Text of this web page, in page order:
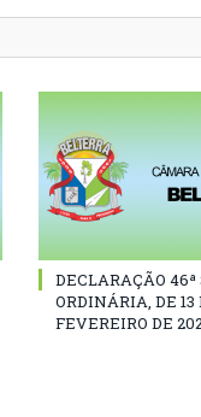
DECLARAÇÃO 46ª
ORDINÁRIA, DE 13
FEVEREIRO DE